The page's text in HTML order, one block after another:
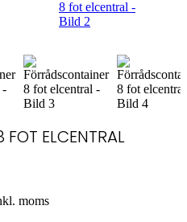
ELCENTRAL
moms